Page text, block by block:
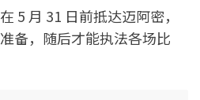
5 月 31 日前抵达迈阿密，
备，随后才能执法各场比